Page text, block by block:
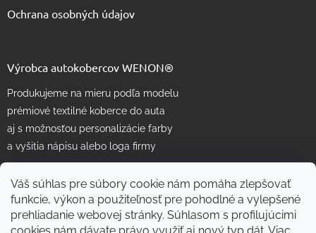
Váš súhlas pre súbory cookie nám pomáha zlepšovať
funkcie, výkon a použiteľnosť pre pohodlné a vylepšené
prehliadanie webovej stránky. Súhlasom s profilujúcimi
Ochrana osobných údajov
Výrobca autokobercov WENON®
Produkujeme na mieru podľa modelu
prémiové textilné koberce do auta
aj s možnosťou personalizácie farby
a vyšitia nápisu alebo loga firmy